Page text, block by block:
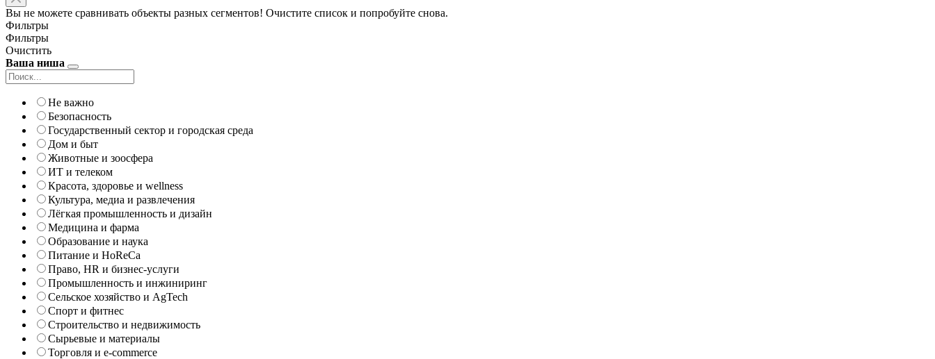
Вы не можете сравнивать объекты разных сегментов! Очистите список и попробуйте снова.
Фильтры
Фильтры
Очистить
Ваша ниша
Не важно
Безопасность
Государственный сектор и городская среда
Дом и быт
Животные и зоосфера
ИТ и телеком
Красота, здоровье и wellness
Культура, медиа и развлечения
Лёгкая промышленность и дизайн
Медицина и фарма
Образование и наука
Питание и HoReCa
Право, HR и бизнес-услуги
Промышленность и инжиниринг
Сельское хозяйство и AgTech
Спорт и фитнес
Строительство и недвижимость
Сырьевые и материалы
Торговля и e-commerce